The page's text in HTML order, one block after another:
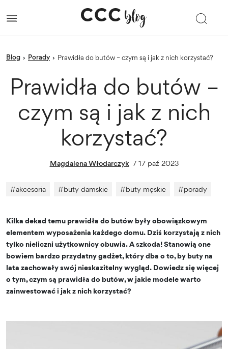
blog › porady › Prawidła do butów – czym są i jak z nich korzystać?
Prawidła do butów –
czym są i jak z nich
korzystać?
Magdalena Włodarczyk / 17 paź 2023
#akcesoria #buty damskie #buty męskie #porady
Kilka dekad temu prawidła do butów były obowiązkowym
elementem wyposażenia każdego domu. Dziś korzystają z nich
tylko nieliczni użytkownicy obuwia. A szkoda! Stanowią one
bowiem bardzo przydatny gadżet, który dba o to, by buty na
lata zachowały swój nieskazitelny wygląd. Dowiedz się więcej
o tym, czym są prawidła do butów, w jakie modele warto
zainwestować i jak z nich korzystać?